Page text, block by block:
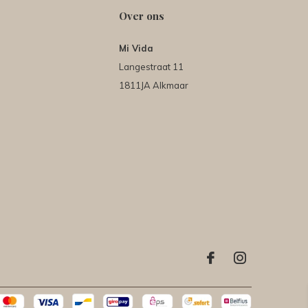
Over ons
Mi Vida
Langestraat 11
1811JA Alkmaar